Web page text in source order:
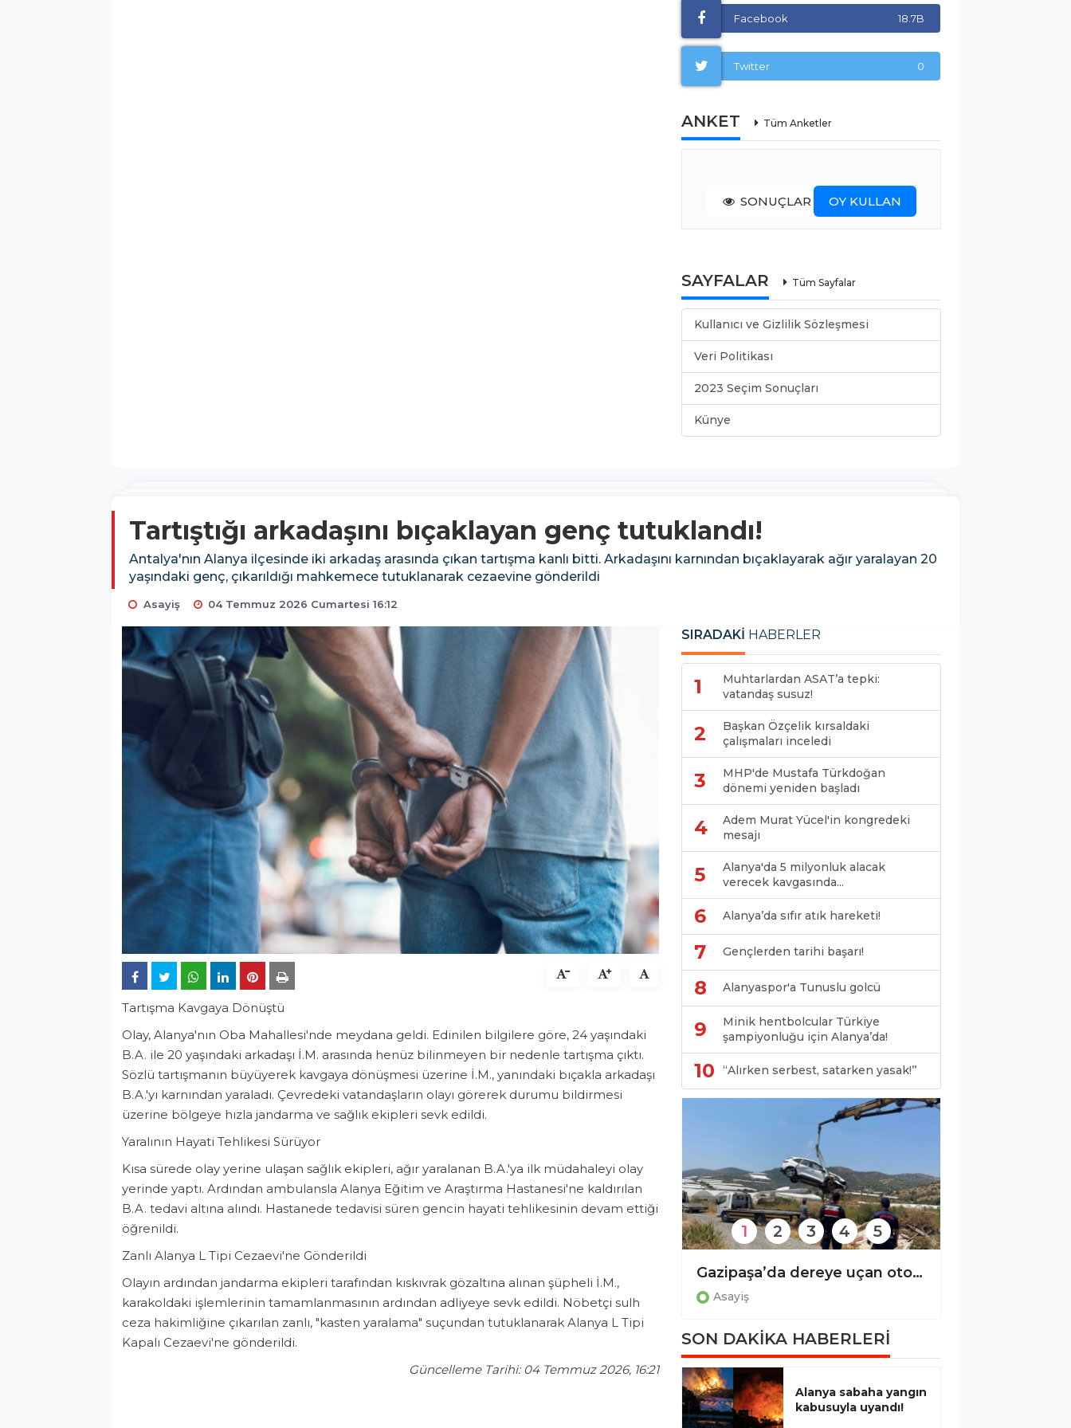
Facebook 18.7B
Twitter 0
ANKET Tüm Anketler
SONUÇLAR OY KULLAN
SAYFALAR Tüm Sayfalar
Kullanıcı ve Gizlilik Sözleşmesi
Veri Politikası
2023 Seçim Sonuçları
Künye
Tartıştığı arkadaşını bıçaklayan genç tutuklandı!
Antalya'nın Alanya ilçesinde iki arkadaş arasında çıkan tartışma kanlı bitti. Arkadaşını karnından bıçaklayarak ağır yaralayan 20
yaşındaki genç, çıkarıldığı mahkemece tutuklanarak cezaevine gönderildi
Asayiş 04 Temmuz 2026 Cumartesi 16:12
Tartışma Kavgaya Dönüştü
Olay, Alanya'nın Oba Mahallesi'nde meydana geldi. Edinilen bilgilere göre, 24 yaşındaki
B.A. ile 20 yaşındaki arkadaşı İ.M. arasında henüz bilinmeyen bir nedenle tartışma çıktı.
Sözlü tartışmanın büyüyerek kavgaya dönüşmesi üzerine İ.M., yanındaki bıçakla arkadaşı
B.A.'yı karnından yaraladı. Çevredeki vatandaşların olayı görerek durumu bildirmesi
üzerine bölgeye hızla jandarma ve sağlık ekipleri sevk edildi.
Yaralının Hayati Tehlikesi Sürüyor
Kısa sürede olay yerine ulaşan sağlık ekipleri, ağır yaralanan B.A.'ya ilk müdahaleyi olay
yerinde yaptı. Ardından ambulansla Alanya Eğitim ve Araştırma Hastanesi'ne kaldırılan
B.A. tedavi altına alındı. Hastanede tedavisi süren gencin hayati tehlikesinin devam ettiği
öğrenildi.
Zanlı Alanya L Tipi Cezaevi'ne Gönderildi
Olayın ardından jandarma ekipleri tarafından kıskıvrak gözaltına alınan şüpheli İ.M.,
karakoldaki işlemlerinin tamamlanmasının ardından adliyeye sevk edildi. Nöbetçi sulh
ceza hakimliğine çıkarılan zanlı, "kasten yaralama" suçundan tutuklanarak Alanya L Tipi
Kapalı Cezaevi'ne gönderildi.
Güncelleme Tarihi: 04 Temmuz 2026, 16:21
SIRADAKİ HABERLER
1
Muhtarlardan ASAT’a tepki:
vatandaş susuz!
2
Başkan Özçelik kırsaldaki
çalışmaları inceledi
3
MHP'de Mustafa Türkdoğan
dönemi yeniden başladı
4
Adem Murat Yücel'in kongredeki
mesajı
5
Alanya'da 5 milyonluk alacak
verecek kavgasında...
6 Alanya’da sıfır atık hareketi!
7 Gençlerden tarihi başarı!
8 Alanyaspor'a Tunuslu golcü
9
Minik hentbolcular Türkiye
şampiyonluğu için Alanya’da!
10 ‘‘Alırken serbest, satarken yasak!’’
Gazipaşa’da dereye uçan otomobilin sürücüsü yaralandı!
Asayiş
1 2 3 4 5
SON DAKİKA HABERLERİ
Alanya sabaha yangın
kabusuyla uyandı!